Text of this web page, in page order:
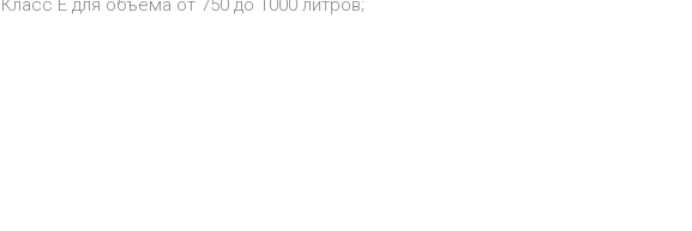
Класс Е для объема от 750 до 1000 литров;